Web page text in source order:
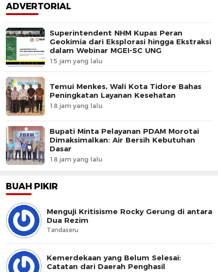
ADVERTORIAL
Superintendent NHM Kupas Peran
Geokimia dari Eksplorasi hingga Ekstraksi
dalam Webinar MGEI-SC UNG
15 jam yang lalu
Temui Menkes, Wali Kota Tidore Bahas
Peningkatan Layanan Kesehatan
18 jam yang lalu
Bupati Minta Pelayanan PDAM Morotai
Dimaksimalkan: Air Bersih Kebutuhan
Dasar
18 jam yang lalu
BUAH PIKIR
Menguji Kritisisme Rocky Gerung di antara
Dua Rezim
Tandaseru
Kemerdekaan yang Belum Selesai:
Catatan dari Daerah Penghasil